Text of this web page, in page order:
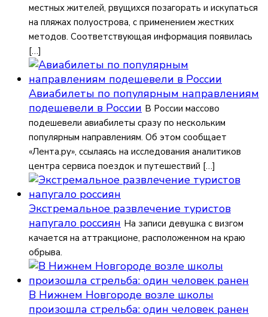
местных жителей, рвущихся позагорать и искупаться
на пляжах полуострова, с применением жестких
методов. Соответствующая информация появилась
[…]
Авиабилеты по популярным направлениям
подешевели в России В России массово
подешевели авиабилеты сразу по нескольким
популярным направлениям. Об этом сообщает
«Лента.ру», ссылаясь на исследования аналитиков
центра сервиса поездок и путешествий […]
Экстремальное развлечение туристов
напугало россиян На записи девушка с визгом
качается на аттракционе, расположенном на краю
обрыва.
В Нижнем Новгороде возле школы
произошла стрельба: один человек ранен